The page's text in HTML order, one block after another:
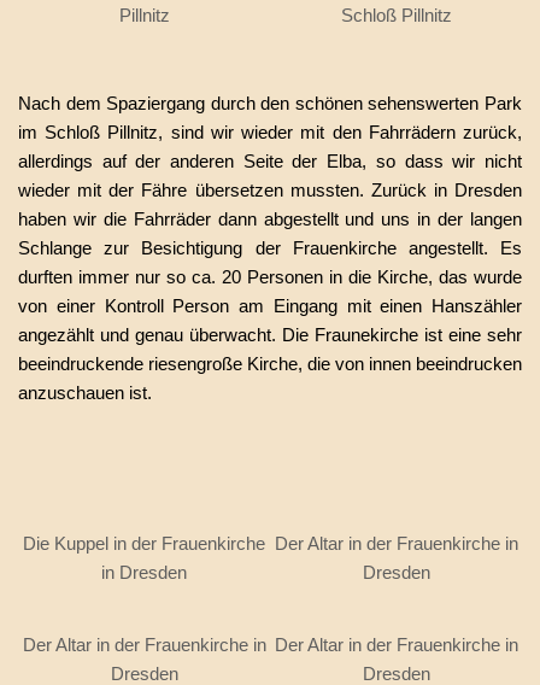
Pillnitz
Schloß Pillnitz
Nach dem Spaziergang durch den schönen sehenswerten Park
im Schloß Pillnitz, sind wir wieder mit den Fahrrädern zurück,
allerdings auf der anderen Seite der Elba, so dass wir nicht
wieder mit der Fähre übersetzen mussten. Zurück in Dresden
haben wir die Fahrräder dann abgestellt und uns in der langen
Schlange zur Besichtigung der Frauenkirche angestellt. Es
durften immer nur so ca. 20 Personen in die Kirche, das wurde
von einer Kontroll Person am Eingang mit einen Hanszähler
angezählt und genau überwacht. Die Fraunekirche ist eine sehr
beeindruckende riesengroße Kirche, die von innen beeindrucken
anzuschauen ist.
Die Kuppel in der Frauenkirche
in Dresden
Der Altar in der Frauenkirche in
Dresden
Der Altar in der Frauenkirche in
Dresden
Der Altar in der Frauenkirche in
Dresden